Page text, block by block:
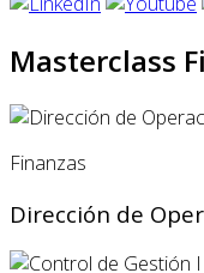
Masterclass
Finanzas
Dirección de